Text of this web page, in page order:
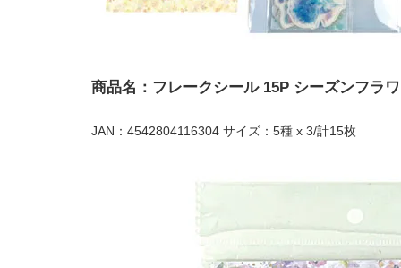
商品名：フレークシール 15P シーズンフラ
JAN：4542804116304 サイズ：5種 x 3/計15枚